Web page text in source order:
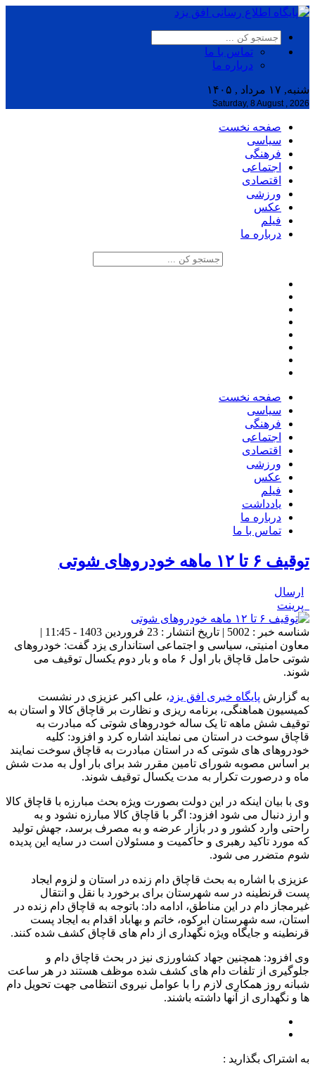
تماس با ما
درباره ما
شنبه, ۱۷ مرداد , ۱۴۰۵
Saturday, 8 August , 2026
صفحه نخست
سیاسی
فرهنگی
اجتماعی
اقتصادی
ورزشی
عکس
فیلم
درباره ما
صفحه نخست
سیاسی
فرهنگی
اجتماعی
اقتصادی
ورزشی
عکس
فیلم
یادداشت
درباره ما
تماس با ما
توقیف ۶ تا ۱۲ ماهه خودروهای شوتی
ارسال
پرینت
شناسه خبر : 5002 | تاریخ انتشار : 23 فروردین 1403 - 11:45 |
معاون امنیتی، سیاسی و اجتماعی استانداری یزد گفت: خودروهای
شوتی حامل قاچاق بار اول ۶ ماه و بار دوم یکسال توقیف می
شوند.
به گزارش پایگاه خبری افق یزد، علی اکبر عزیزی در نشست
کمیسیون هماهنگی، برنامه ریزی و نظارت بر قاچاق کالا و استان به
توقیف شش ماهه تا یک ساله خودروهای شوتی که مبادرت به
قاچاق سوخت در استان می نمایند اشاره کرد و افزود: کلیه
خودروهای های شوتی که در استان مبادرت به قاچاق سوخت نمایند
بر اساس مصوبه شورای تامین مقرر شد برای بار اول به مدت شش
ماه و درصورت تکرار به مدت یکسال توقیف شوند.
وی با بیان اینکه در این دولت بصورت ویژه بحث مبارزه با قاچاق کالا
و ارز دنبال می شود افزود: اگر با قاچاق کالا مبارزه نشود و به
راحتی وارد کشور و در بازار عرضه و به مصرف برسد، جهش تولید
که مورد تاکید رهبری و حاکمیت و مسئولان است در سایه این پدیده
شوم متضرر می شود.
عزیزی با اشاره به بحث قاچاق دام زنده در استان و لزوم ایجاد
پست قرنطینه در سه شهرستان برای برخورد با نقل و انتقال
غیرمجاز دام در این مناطق، ادامه داد: باتوجه به قاچاق دام زنده در
استان، سه شهرستان ابرکوه، خاتم و بهاباد اقدام به ایجاد پست
قرنطینه و جایگاه ویژه نگهداری از دام های قاچاق کشف شده کنند.
وی افزود: همچنین جهاد کشاورزی نیز در بحث قاچاق دام و
جلوگیری از تلفات دام های کشف شده موظف هستند در هر ساعت
شبانه روز همکاری لازم را با عوامل نیروی انتظامی جهت تحویل دام
ها و نگهداری از آنها داشته باشند.
به اشتراک بگذارید :